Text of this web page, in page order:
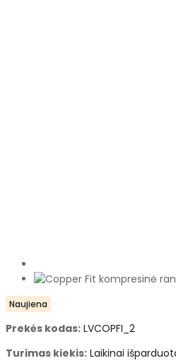
Naujiena
Prekės kodas: LVCOPFI_2
Turimas kiekis: Laikinai